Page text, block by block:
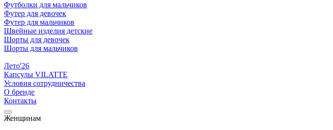
Футболки для мальчиков
Футер для девочек
Футер для мальчиков
Швейные изделия детские
Шорты для девочек
Шорты для мальчиков
Лето'26
Капсулы VILATTE
Условия сотрудничества
О бренде
Контакты
Женщинам